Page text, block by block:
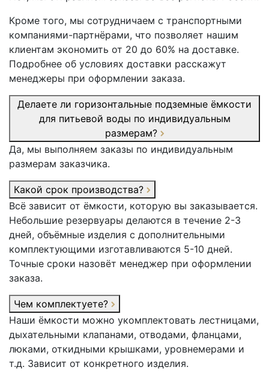
Кроме того, мы сотрудничаем с транспортными
компаниями-партнёрами, что позволяет нашим
клиентам экономить от 20 до 60% на доставке.
Подробнее об условиях доставки расскажут
менеджеры при оформлении заказа.
Делаете ли горизонтальные подземные ёмкости
для питьевой воды по индивидуальным
размерам?
Да, мы выполняем заказы по индивидуальным
размерам заказчика.
Какой срок производства?
Всё зависит от ёмкости, которую вы заказывается.
Небольшие резервуары делаются в течение 2-3
дней, объёмные изделия с дополнительными
комплектующими изготавливаются 5-10 дней.
Точные сроки назовёт менеджер при оформлении
заказа.
Чем комплектуете?
Наши ёмкости можно укомплектовать лестницами,
дыхательными клапанами, отводами, фланцами,
люками, откидными крышками, уровнемерами и
т.д. Зависит от конкретного изделия.